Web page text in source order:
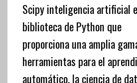
Scipyinteligencia artificial
biblioteca de Python que
proporciona una amplia
herramientas para el
automático, la ciencia de